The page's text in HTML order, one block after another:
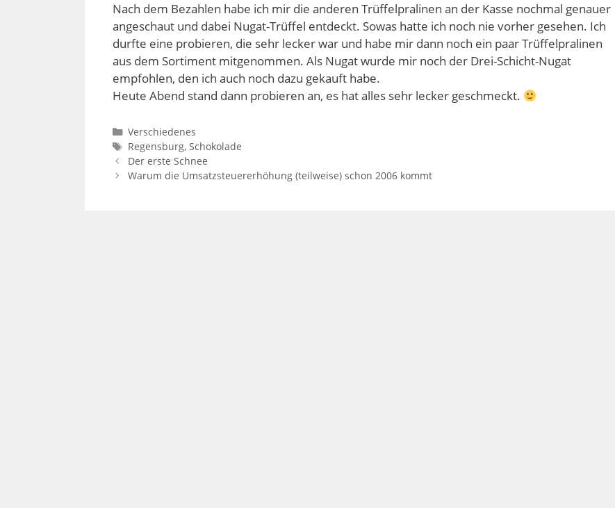
Nach dem Bezahlen habe ich mir die anderen Trüffelpralinen an der Kasse nochmal genauer
angeschaut und dabei Nugat-Trüffel entdeckt. Sowas hatte ich noch nie vorher gesehen. Ich
durfte eine probieren, die sehr lecker war und habe mir dann noch ein paar Trüffelpralinen
aus dem Sortiment mitgenommen. Als Nugat wurde mir noch der Drei-Schicht-Nugat
empfohlen, den ich auch noch dazu gekauft habe.
Heute Abend stand dann probieren an, es hat alles sehr lecker geschmeckt.
Kategorien
Verschiedenes
Schlagwörter
Regensburg, Schokolade
Der erste Schnee
Warum die Umsatzsteuererhöhung (teilweise) schon 2006 kommt